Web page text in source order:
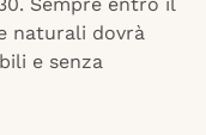
Sempre entro il
naturali dovrà
e senza